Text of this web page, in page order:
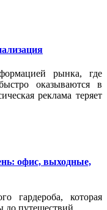
рынка, где
оказываются в
реклама теряет
офис, выходные,
гардероба, которая
до путешествий